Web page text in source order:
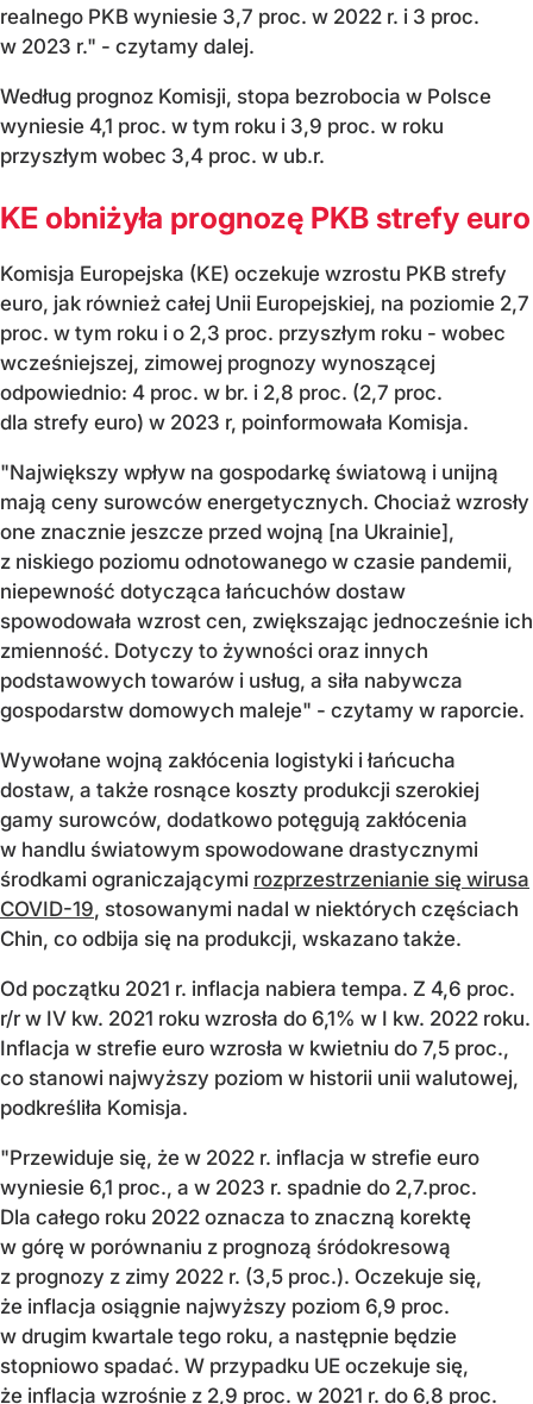
realnego PKB wyniesie 3,7 proc. w 2022 r. i 3 proc.
w 2023 r." - czytamy dalej.
Według prognoz Komisji, stopa bezrobocia w Polsce
wyniesie 4,1 proc. w tym roku i 3,9 proc. w roku
przyszłym wobec 3,4 proc. w ub.r.
KE obniżyła prognozę PKB strefy euro
Komisja Europejska (KE) oczekuje wzrostu PKB strefy
euro, jak również całej Unii Europejskiej, na poziomie 2,7
proc. w tym roku i o 2,3 proc. przyszłym roku - wobec
wcześniejszej, zimowej prognozy wynoszącej
odpowiednio: 4 proc. w br. i 2,8 proc. (2,7 proc.
dla strefy euro) w 2023 r, poinformowała Komisja.
"Największy wpływ na gospodarkę światową i unijną
mają ceny surowców energetycznych. Chociaż wzrosły
one znacznie jeszcze przed wojną [na Ukrainie],
z niskiego poziomu odnotowanego w czasie pandemii,
niepewność dotycząca łańcuchów dostaw
spowodowała wzrost cen, zwiększając jednocześnie ich
zmienność. Dotyczy to żywności oraz innych
podstawowych towarów i usług, a siła nabywcza
gospodarstw domowych maleje" - czytamy w raporcie.
Wywołane wojną zakłócenia logistyki i łańcucha
dostaw, a także rosnące koszty produkcji szerokiej
gamy surowców, dodatkowo potęgują zakłócenia
w handlu światowym spowodowane drastycznymi
środkami ograniczającymi rozprzestrzenianie się wirusa
COVID-19, stosowanymi nadal w niektórych częściach
Chin, co odbija się na produkcji, wskazano także.
Od początku 2021 r. inflacja nabiera tempa. Z 4,6 proc.
r/r w IV kw. 2021 roku wzrosła do 6,1% w I kw. 2022 roku.
Inflacja w strefie euro wzrosła w kwietniu do 7,5 proc.,
co stanowi najwyższy poziom w historii unii walutowej,
podkreśliła Komisja.
"Przewiduje się, że w 2022 r. inflacja w strefie euro
wyniesie 6,1 proc., a w 2023 r. spadnie do 2,7.proc.
Dla całego roku 2022 oznacza to znaczną korektę
w górę w porównaniu z prognozą śródokresową
z prognozy z zimy 2022 r. (3,5 proc.). Oczekuje się,
że inflacja osiągnie najwyższy poziom 6,9 proc.
w drugim kwartale tego roku, a następnie będzie
stopniowo spadać. W przypadku UE oczekuje się,
że inflacja wzrośnie z 2,9 proc. w 2021 r. do 6,8 proc.